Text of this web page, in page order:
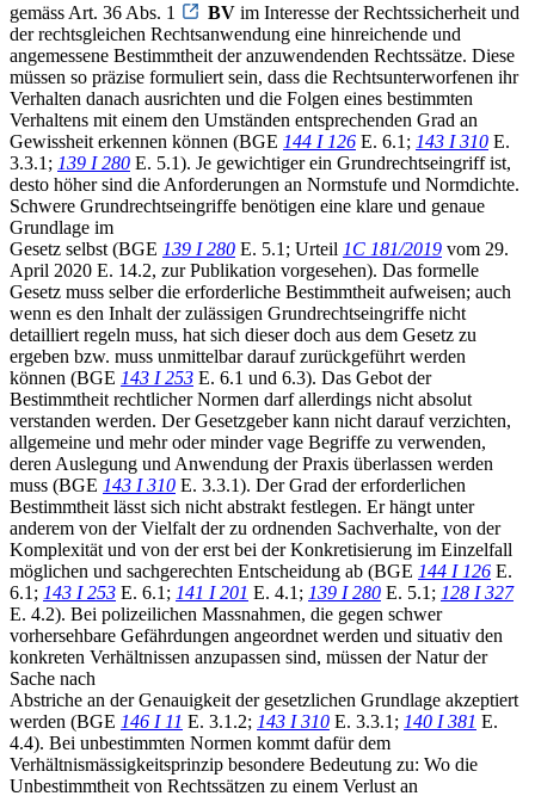
gemäss Art. 36 Abs. 1
BV im Interesse der Rechtssicherheit und
der rechtsgleichen Rechtsanwendung eine hinreichende und
angemessene Bestimmtheit der anzuwendenden Rechtssätze. Diese
müssen so präzise formuliert sein, dass die Rechtsunterworfenen ihr
Verhalten danach ausrichten und die Folgen eines bestimmten
Verhaltens mit einem den Umständen entsprechenden Grad an
Gewissheit erkennen können (BGE 144 I 126 E. 6.1; 143 I 310 E.
3.3.1; 139 I 280 E. 5.1). Je gewichtiger ein Grundrechtseingriff ist,
desto höher sind die Anforderungen an Normstufe und Normdichte.
Schwere Grundrechtseingriffe benötigen eine klare und genaue
Grundlage im
Gesetz selbst (BGE 139 I 280 E. 5.1; Urteil 1C 181/2019 vom 29.
April 2020 E. 14.2, zur Publikation vorgesehen). Das formelle
Gesetz muss selber die erforderliche Bestimmtheit aufweisen; auch
wenn es den Inhalt der zulässigen Grundrechtseingriffe nicht
detailliert regeln muss, hat sich dieser doch aus dem Gesetz zu
ergeben bzw. muss unmittelbar darauf zurückgeführt werden
können (BGE 143 I 253 E. 6.1 und 6.3). Das Gebot der
Bestimmtheit rechtlicher Normen darf allerdings nicht absolut
verstanden werden. Der Gesetzgeber kann nicht darauf verzichten,
allgemeine und mehr oder minder vage Begriffe zu verwenden,
deren Auslegung und Anwendung der Praxis überlassen werden
muss (BGE 143 I 310 E. 3.3.1). Der Grad der erforderlichen
Bestimmtheit lässt sich nicht abstrakt festlegen. Er hängt unter
anderem von der Vielfalt der zu ordnenden Sachverhalte, von der
Komplexität und von der erst bei der Konkretisierung im Einzelfall
möglichen und sachgerechten Entscheidung ab (BGE 144 I 126 E.
6.1; 143 I 253 E. 6.1; 141 I 201 E. 4.1; 139 I 280 E. 5.1; 128 I 327
E. 4.2). Bei polizeilichen Massnahmen, die gegen schwer
vorhersehbare Gefährdungen angeordnet werden und situativ den
konkreten Verhältnissen anzupassen sind, müssen der Natur der
Sache nach
Abstriche an der Genauigkeit der gesetzlichen Grundlage akzeptiert
werden (BGE 146 I 11 E. 3.1.2; 143 I 310 E. 3.3.1; 140 I 381 E.
4.4). Bei unbestimmten Normen kommt dafür dem
Verhältnismässigkeitsprinzip besondere Bedeutung zu: Wo die
Unbestimmtheit von Rechtssätzen zu einem Verlust an